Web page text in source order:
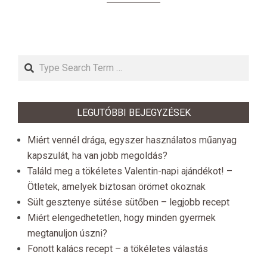
Search
LEGUTÓBBI BEJEGYZÉSEK
Miért vennél drága, egyszer használatos műanyag
kapszulát, ha van jobb megoldás?
Találd meg a tökéletes Valentin-napi ajándékot! –
Ötletek, amelyek biztosan örömet okoznak
Sült gesztenye sütése sütőben – legjobb recept
Miért elengedhetetlen, hogy minden gyermek
megtanuljon úszni?
Fonott kalács recept – a tökéletes válastás